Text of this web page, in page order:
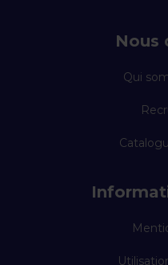
Nous
Qui